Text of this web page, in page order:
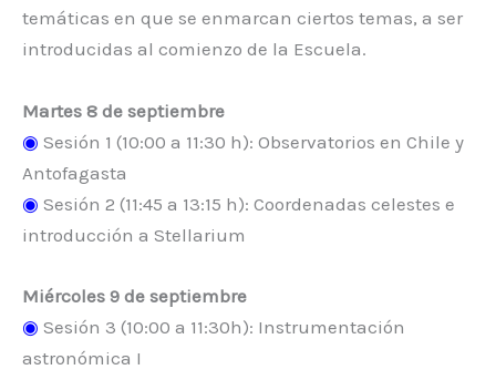
temáticas en que se enmarcan ciertos temas, a ser
introducidas al comienzo de la Escuela.
Martes 8 de septiembre
◉ Sesión 1 (10:00 a 11:30 h): Observatorios en Chile y
Antofagasta
◉ Sesión 2 (11:45 a 13:15 h): Coordenadas celestes e
introducción a Stellarium
Miércoles 9 de septiembre
◉ Sesión 3 (10:00 a 11:30h): Instrumentación
astronómica I